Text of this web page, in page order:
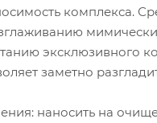
комплекса.
эксклюзивного
заметно
наносить на